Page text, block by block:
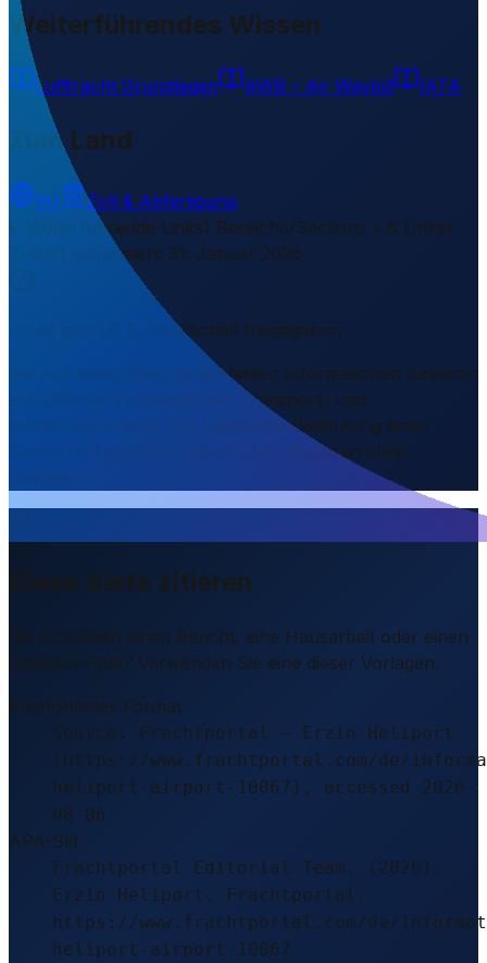
Weiterführendes Wissen
Luftfracht Grundlagen AWB – Air Waybill IATA
Zum Land
RU
Zoll & Abfertigung
Weiterführende Links1 Bereiche/Sections • 8 Links▾
Zuletzt aktualisiert: 31. Januar 2026
Inhalt geprüft & redaktionell freigegeben
Die auf dieser Seite dargestellten Informationen basieren
auf öffentlich zugänglichen Transport- und
Infrastrukturdaten. Die logistische Bedeutung eines
Standorts kann sich ändern. Alle Angaben ohne
Diese Seite zitieren
Sie schreiben einen Bericht, eine Hausarbeit oder einen
LinkedIn-Post? Verwenden Sie eine dieser Vorlagen.
Empfohlenes Format
Source: Frachtportal – Erzin Heliport
(https://www.frachtportal.com/de/
heliport-airport-10067), accessed 2026-
08-06
APA-Stil
Frachtportal Editorial Team. (2026).
Erzin Heliport. Frachtportal.
https://www.frachtportal.com/de/
heliport-airport-10067